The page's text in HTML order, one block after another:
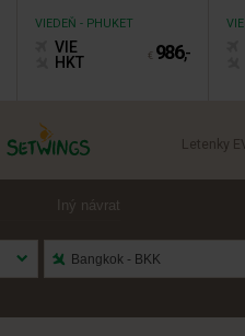
VIEDEŇ - PHUKET
VIE
HKT
€ 986,-
Letenky
Iný návrat